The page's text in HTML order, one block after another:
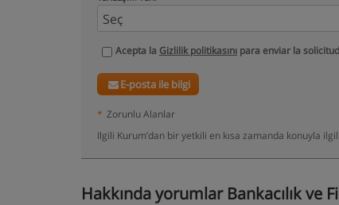
Acepta la Gizlilik politikasını para enviar la solicitud
E-posta ile bilgi
* Zorunlu Alanlar
Ilgili Kurum’dan bir yetkili en kısa zamanda konuyla
Hakkında yorumlar Bankacılık ve